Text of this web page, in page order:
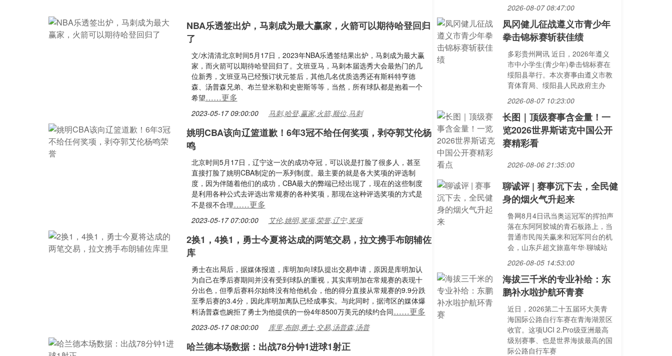
NBA乐透签出炉，马刺成为最大赢家，火箭可以期待哈登回归
了
文/水清清北京时间5月17日，2023年NBA乐透签结果出炉，马刺成为最大赢
家，而火箭可以期待哈登回归了。文班亚马，马刺本届选秀大会最热门的几
位新秀，文班亚马已经预订状元签后，其他几名优质选秀还有斯科特亨德
森、汤普森兄弟、布兰登米勒和史密斯等等，当然，所有球队都是抱着一个
希望……更多
2023-05-17 09:00:00 马刺,哈登,赢家,火箭,顺位,马刺
姚明CBA该向辽篮道歉！6年3冠不给任何奖项，剥夺郭艾伦杨
鸣
北京时间5月17日，辽宁这一次的成功夺冠，可以说是打脸了很多人，甚至
直接打脸了姚明CBA制定的一系列制度。最主要的就是各大奖项的评选制
度，因为伴随着他们的成功，CBA最大的弊端已经出现了，现在的这些制度
是利用各种公式去评选出常规赛的各种奖项，那现在这种评选奖项的方式是
不是很不合理……更多
2023-05-17 07:00:00 艾伦,姚明,奖项,荣誉,辽宁,奖项
2换1，4换1，勇士今夏将达成的两笔交易，拉文携手布朗辅佐
库
勇士在出局后，据媒体报道，库明加向球队提出交易申请，原因是库明加认
为自己在季后赛期间并没有受到球队的重视，其实库明加在常规赛的表现十
分出色，但季后赛科尔始终没有给他机会，他的得分直接从常规赛的9.9分跌
至季后赛的3.4分，因此库明加离队已经成事实。与此同时，据湾区的媒体爆
料汤普森也婉拒了勇士为他提供的一份4年8500万美元的续约合同……更多
2023-05-17 08:00:00 库里,布朗,勇士,交易,汤普森,汤普
哈兰德本场数据：出战78分钟1进球1射正
2026-08-07 08:47:00
凤冈健儿征战遵义市青少年
拳击锦标赛斩获佳绩
多彩贵州网讯 近日，2026年遵义
市中小学生(青少年)拳击锦标赛在
绥阳县举行。本次赛事由遵义市教
育体育局、绥阳县人民政府主办
2026-08-07 10:23:00
长图｜顶级赛事含金量！一
览2026世界斯诺克中国公开
赛精彩看
2026-08-06 21:35:00
聊诚评 | 赛事沉下去，全民健
身的烟火气升起来
鲁网8月4日讯当奥运冠军的挥拍声
落在东阿阿胶城的青石板路上，当
普通市民闯关赢来和冠军同台的机
会，山东乒超文旅嘉年华·聊城站
2026-08-05 14:53:00
海拔三千米的专业补给：东
鹏补水啦护航环青赛
近日，2026第二十五届环大美青
海国际公路自行车赛在青海湖景区
收官。这项UCI 2.Pro级亚洲最高
级别赛事、也是世界海拔最高的国
际公路自行车赛